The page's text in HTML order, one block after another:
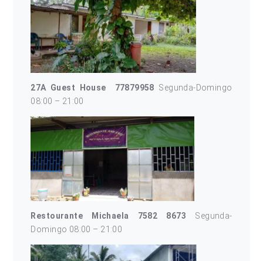
27A Guest House 77879958 Segunda-Domingo
08:00 – 21:00
Restourante Michaela 7582 8673 Segunda-
Domingo 08:00 – 21:00